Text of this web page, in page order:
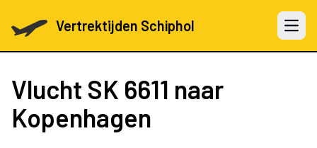
Vertrektijden Schiphol Open
Vlucht SK 6611 naar
Kopenhagen